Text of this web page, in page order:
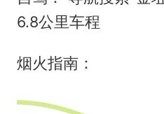
6.8公里车程
烟火指南：